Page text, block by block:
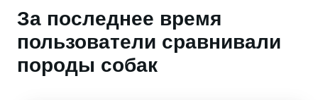
За последнее время
пользователи сравнивали
породы собак